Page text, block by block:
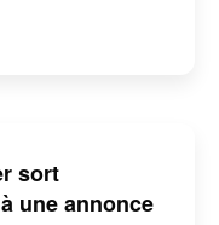
sort
une annonce